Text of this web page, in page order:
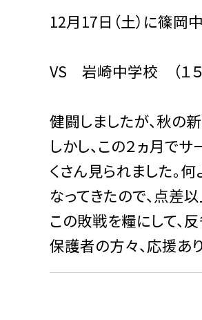
12月17日（土）に篠岡
VS 岩崎中学校 （１５ー
健闘しましたが、秋の
しかし、この２ヵ月で
くさん見られました。
なってきたので、点差
この敗戦を糧にして、
保護者の方々、応援あ